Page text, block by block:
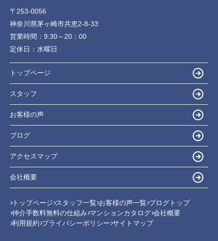
〒253-0056
神奈川県茅ヶ崎市共恵2-8-33
営業時間： 9:30～20：00
定休日： 水曜日
トップページ
スタッフ
お客様の声
ブログ
アクセスマップ
会社概要
トップページ スタッフ一覧 お客様の声一覧 ブログトップ
仲介手数料無料の仕組み マンションカタログ 会社概要
利用規約 プライバシーポリシー サイトマップ